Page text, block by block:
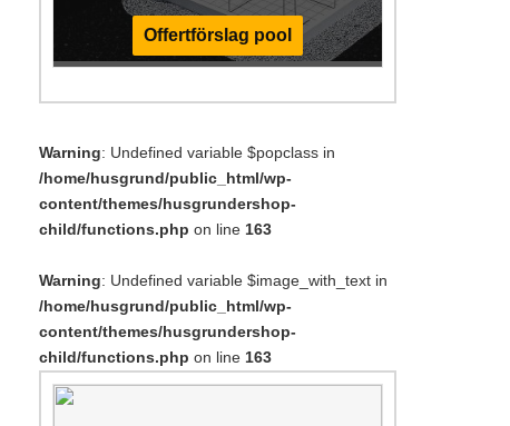
Offertförslag pool
Warning: Undefined variable $popclass in
/home/husgrund/public_html/wp-
content/themes/husgrundershop-
child/functions.php on line 163
Warning: Undefined variable $image_with_text in
/home/husgrund/public_html/wp-
content/themes/husgrundershop-
child/functions.php on line 163